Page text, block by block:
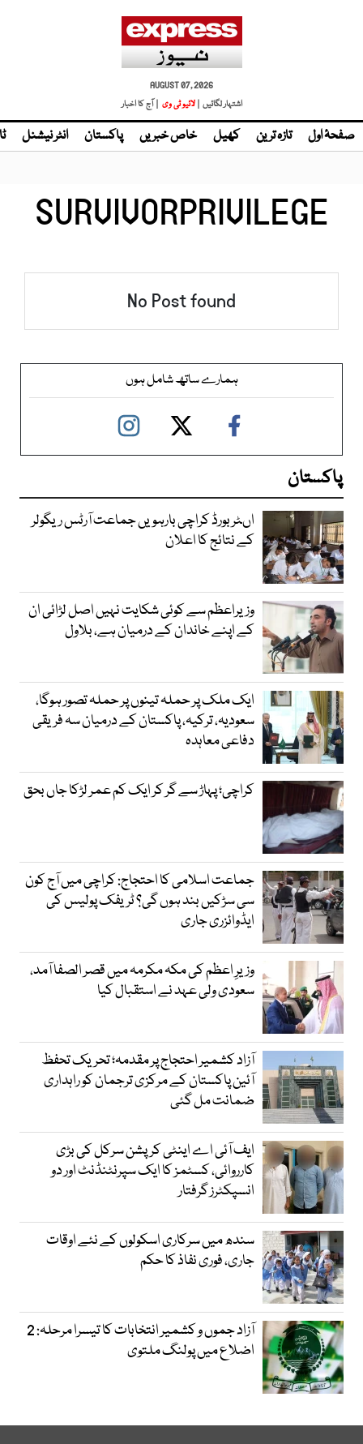
AUGUST 07, 2026
اشتہار لگائیں | لائیو ٹی وی | آج کا اخبار
صفحۂ اول تازہ ترین کھیل خاص خبریں پاکستان انٹر نیشنل
SURVIVORPRIVILEGE
No Post found
ہمارے ساتھ شامل ہوں
پاکستان
اںٹر بورڈ کراچی بارہویں جماعت آرٹس ریگولر
کے نتائج کا اعلان
وزیراعظم سے کوئی شکایت نہیں اصل لڑائی ان
کے اپنے خاندان کے درمیان ہے، بلاول
ایک ملک پر حملہ تینوں پر حملہ تصور ہوگا،
سعودیہ، ترکیہ، پاکستان کے درمیان سہ فریقی
دفاعی معاہدہ
کراچی؛ پہاڑ سے گر کر ایک کم عمر لڑکا جاں بحق
جماعت اسلامی کا احتجاج: کراچی میں آج کون
سی سڑکیں بند ہوں گی؟ ٹریفک پولیس کی
ایڈوائزری جاری
وزیرِ اعظم کی مکہ مکرمہ میں قصر الصفا آمد،
سعودی ولی عہد نے استقبال کیا
آزاد کشمیر احتجاج پر مقدمہ؛ تحریک تحفظ
آئین پاکستان کے مرکزی ترجمان کو راہداری
ضمانت مل گئی
ایف آئی اے اینٹی کرپشن سرکل کی بڑی
کارروائی، کسٹمز کا ایک سپرنٹنڈنٹ اور دو
انسپکٹرز گرفتار
سندھ میں سرکاری اسکولوں کے نئے اوقات
جاری، فوری نفاذ کا حکم
آزاد جموں و کشمیر انتخابات کا تیسرا مرحلہ: 2
اضلاع میں پولنگ ملتوی